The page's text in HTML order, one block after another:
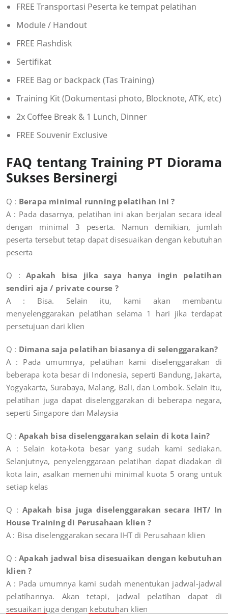
FREE Transportasi Peserta ke tempat pelatihan
Module / Handout
FREE Flashdisk
Sertifikat
FREE Bag or backpack (Tas Training)
Training Kit (Dokumentasi photo, Blocknote, ATK, etc)
2x Coffee Break & 1 Lunch, Dinner
FREE Souvenir Exclusive
FAQ tentang Training PT Diorama
Sukses Bersinergi
Q : Berapa minimal running pelatihan ini ?
A : Pada dasarnya, pelatihan ini akan berjalan secara ideal
dengan minimal 3 peserta. Namun demikian, jumlah
peserta tersebut tetap dapat disesuaikan dengan kebutuhan
peserta
Q :Apakah bisa jika saya hanya ingin pelatihan
sendiri aja / private course ?
A : Bisa. Selain itu, kami akan membantu
menyelenggarakan pelatihan selama 1 hari jika terdapat
persetujuan dari klien
Q : Dimana saja pelatihan biasanya di selenggarakan?
A : Pada umumnya, pelatihan kami diselenggarakan di
beberapa kota besar di Indonesia, seperti Bandung, Jakarta,
Yogyakarta, Surabaya, Malang, Bali, dan Lombok. Selain itu,
pelatihan juga dapat diselenggarakan di beberapa negara,
seperti Singapore dan Malaysia
Q : Apakah bisa diselenggarakan selain di kota lain?
A : Selain kota-kota besar yang sudah kami sediakan.
Selanjutnya, penyelenggaraan pelatihan dapat diadakan di
kota lain, asalkan memenuhi minimal kuota 5 orang untuk
setiap kelas
Q : Apakah bisa juga diselenggarakan secara IHT/ In
House Training di Perusahaan klien ?
A : Bisa diselenggarakan secara IHT di Perusahaan klien
Q :Apakah jadwal bisa disesuaikan dengan kebutuhan
klien ?
A : Pada umumnya kami sudah menentukan jadwal-jadwal
pelatihannya. Akan tetapi, jadwal pelatihan dapat di
sesuaikan juga dengan kebutuhan klien